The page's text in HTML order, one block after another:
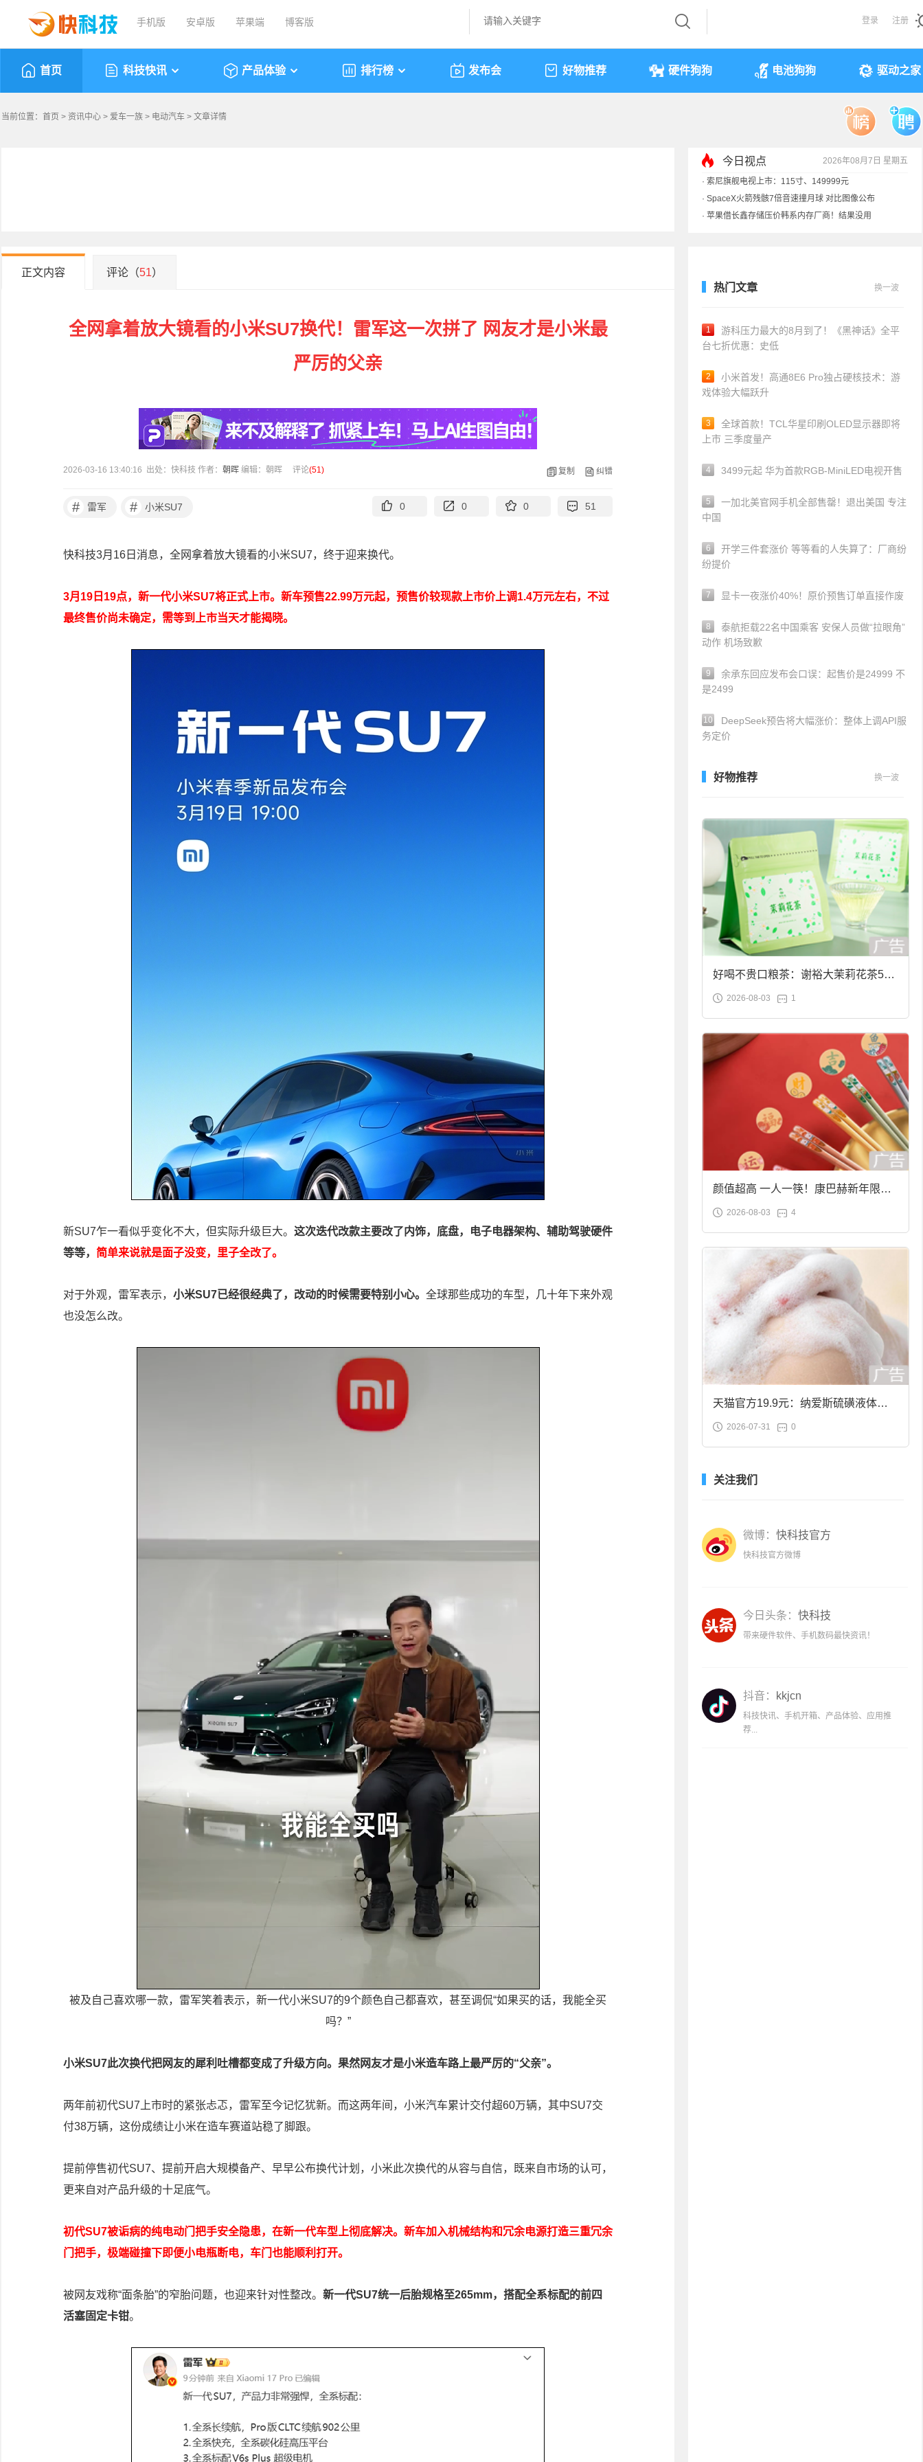
手机版 安卓版 苹果端 博客版 登录 注册
首页 科技快讯 产品体验 排行榜 发布会 好物推荐 硬件狗狗 电池狗狗 驱动之家
当前位置： 首页 > 资讯中心 > 爱车一族 > 电动汽车 > 文章详情
今日视点 2026年08月7日 星期五
· 索尼旗舰电视上市：115寸、149999元
· SpaceX火箭残骸7倍音速撞月球 对比图像公布
· 苹果借长鑫存储压价韩系内存厂商！结果没用
正文内容 评论（51）
全网拿着放大镜看的小米SU7换代！雷军这一次拼了 网友才是小米最
严厉的父亲
2026-03-16 13:40:16 出处：快科技 作者： 朝晖 编辑：朝晖 评论(51) 复制 纠错
# 雷军 # 小米SU7 0 0 0 51
快科技3月16日消息，全网拿着放大镜看的小米SU7，终于迎来换代。
3月19日19点，新一代小米SU7将正式上市。新车预售22.99万元起，预售价较现款上市价上调1.4万元左右，不过
最终售价尚未确定，需等到上市当天才能揭晓。
新SU7乍一看似乎变化不大，但实际升级巨大。 这次迭代改款主要改了内饰，底盘，电子电器架构、辅助驾驶硬件
等等， 简单来说就是面子没变，里子全改了。
对于外观，雷军表示， 小米SU7已经很经典了，改动的时候需要特别小心。 全球那些成功的车型，几十年下来外观
也没怎么改。
被及自己喜欢哪一款，雷军笑着表示，新一代小米SU7的9个颜色自己都喜欢，甚至调侃“如果买的话，我能全买
吗？”
小米SU7此次换代把网友的犀利吐槽都变成了升级方向。果然网友才是小米造车路上最严厉的“父亲”。
两年前初代SU7上市时的紧张忐忑，雷军至今记忆犹新。而这两年间，小米汽车累计交付超60万辆，其中SU7交
付38万辆，这份成绩让小米在造车赛道站稳了脚跟。
提前停售初代SU7、提前开启大规模备产、早早公布换代计划，小米此次换代的从容与自信，既来自市场的认可，
更来自对产品升级的十足底气。
初代SU7被诟病的纯电动门把手安全隐患，在新一代车型上彻底解决。新车加入机械结构和冗余电源打造三重冗余
门把手，极端碰撞下即便小电瓶断电，车门也能顺利打开。
被网友戏称“面条胎”的窄胎问题，也迎来针对性整改。 新一代SU7统一后胎规格至265mm，搭配全系标配的前四
活塞固定卡钳。
热门文章 换一波
1
游科压力最大的8月到了！《黑神话》全平
台七折优惠：史低
2
小米首发！高通8E6 Pro独占硬核技术：游
戏体验大幅跃升
3
全球首款！TCL华星印刷OLED显示器即将
上市 三季度量产
4 3499元起 华为首款RGB-MiniLED电视开售
5
一加北美官网手机全部售罄！退出美国 专注
中国
6
开学三件套涨价 等等看的人失算了：厂商纷
纷提价
7 显卡一夜涨价40%！原价预售订单直接作废
8
泰航拒载22名中国乘客 安保人员做“拉眼角”
动作 机场致歉
9
余承东回应发布会口误：起售价是24999 不
是2499
10
DeepSeek预告将大幅涨价：整体上调API服
务定价
好物推荐 换一波
好喝不贵口粮茶：谢裕大茉莉花茶50g
袋装9.9元到手
2026-08-03 1
颜值超高 一人一筷！康巴赫新年限定
合金筷子大促：19.9元
2026-08-03 4
天猫官方19.9元：纳爱斯硫磺液体香
皂2斤大促
2026-07-31 0
关注我们
微博： 快科技官方
快科技官方微博
今日头条： 快科技
带来硬件软件、手机数码最快资讯！
抖音： kkjcn
科技快讯、手机开箱、产品体验、应用推
荐...